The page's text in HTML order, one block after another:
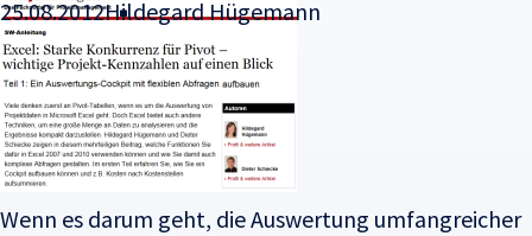
25.08.2012Hildegard Hügemann
Wenn es darum geht, die Auswertung umfangreicher